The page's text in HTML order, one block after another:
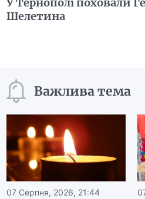
Шелетина
Важлива тема
07 Серпня, 2026, 21:44